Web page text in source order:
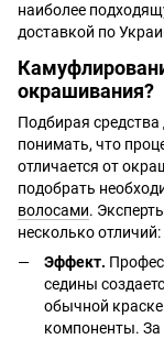
наиболее
доставкой по
окрашивания?
Подбирая
понимать, что
отличается от
подобрать
волосами.
несколько отличий:
Эффект.
седины
обычной
компоненты. За